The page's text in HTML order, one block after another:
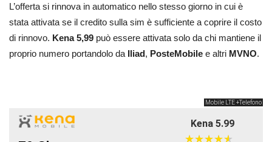
L’offerta si rinnova in automatico nello stesso giorno in cui è
stata attivata se il credito sulla sim è sufficiente a coprire il costo
di rinnovo. Kena 5,99 può essere attivata solo da chi mantiene il
proprio numero portandolo da Iliad, PosteMobile e altri MVNO.
Mobile LTE +Telefono
Kena 5.99
★★★★★
★★★★★